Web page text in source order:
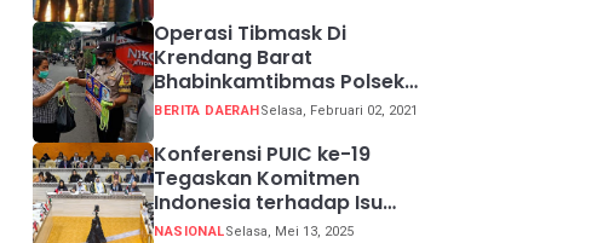
Operasi Tibmask Di
Krendang Barat
Bhabinkamtibmas Polsek
Tambora Bagikan Masker
Prokes
BERITA DAERAHSelasa, Februari 02, 2021
Konferensi PUIC ke-19
Tegaskan Komitmen
Indonesia terhadap Isu
Lingkungan Global
NASIONALSelasa, Mei 13, 2025